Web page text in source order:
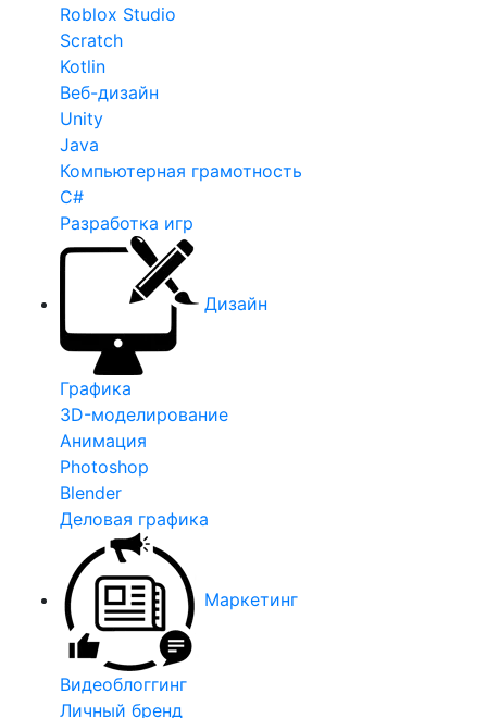
Roblox Studio
Scratch
Kotlin
Веб-дизайн
Unity
Java
Компьютерная грамотность
C#
Разработка игр
Дизайн
Графика
3D-моделирование
Анимация
Photoshop
Blender
Деловая графика
Маркетинг
Видеоблоггинг
Личный бренд